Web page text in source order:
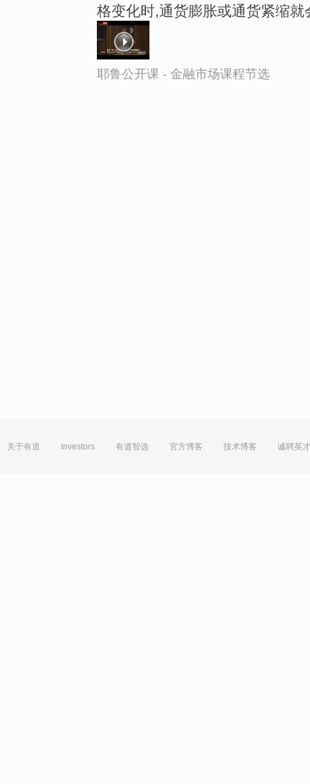
格变化时,通货膨胀或通货紧缩就
耶鲁公开课 - 金融市场课程节选
关于有道 Investors 有道智选 官方博客 技术博客 诚聘英才